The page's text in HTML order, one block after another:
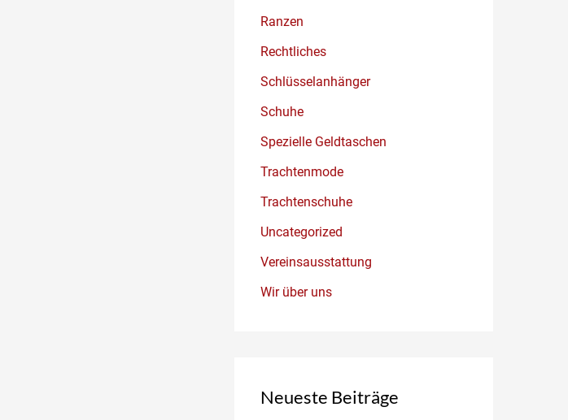
Ranzen
Rechtliches
Schlüsselanhänger
Schuhe
Spezielle Geldtaschen
Trachtenmode
Trachtenschuhe
Uncategorized
Vereinsausstattung
Wir über uns
Neueste Beiträge